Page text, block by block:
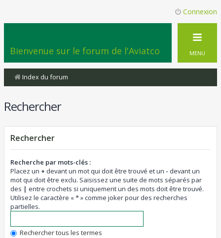
Connexion
Bienvenue sur le forum de l'Aviatco MENU
Index du forum
Rechercher
Rechercher
Recherche par mots-clés :
Placez un + devant un mot qui doit être trouvé et un - devant un
mot qui doit être exclu. Saisissez une suite de mots séparés par
des | entre crochets si uniquement un des mots doit être trouvé.
Utilisez le caractère « * » comme joker pour des recherches
partielles.
Rechercher tous les termes